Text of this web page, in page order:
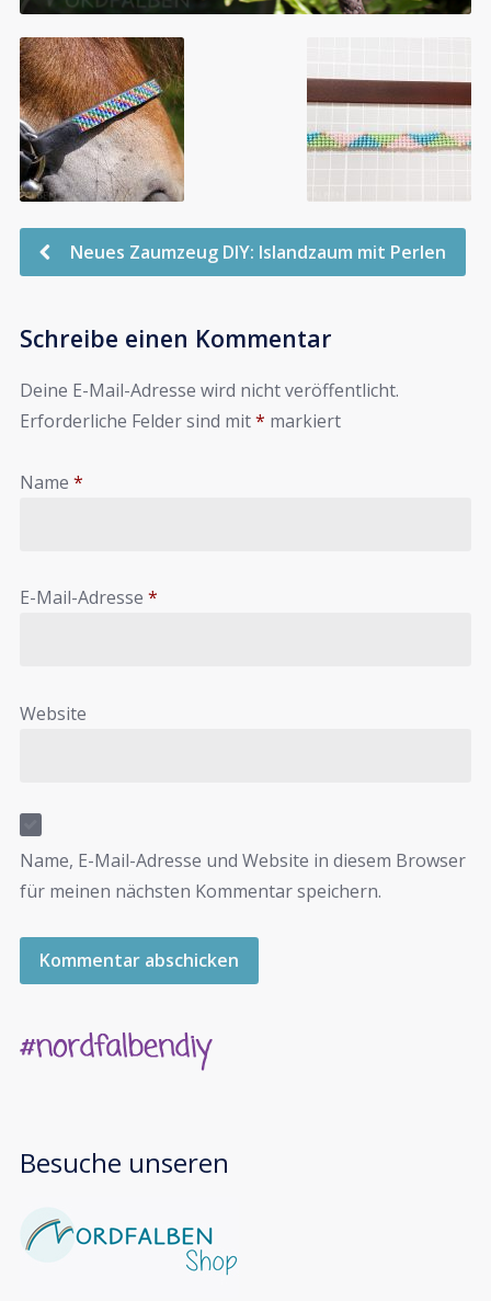
Neues Zaumzeug DIY: Islandzaum mit Perlen
Schreibe einen Kommentar
Deine E-Mail-Adresse wird nicht veröffentlicht.
Erforderliche Felder sind mit* markiert
Name *
E-Mail-Adresse *
Website
Name, E-Mail-Adresse und Website in diesem Browser
für meinen nächsten Kommentar speichern.
Besuche unseren